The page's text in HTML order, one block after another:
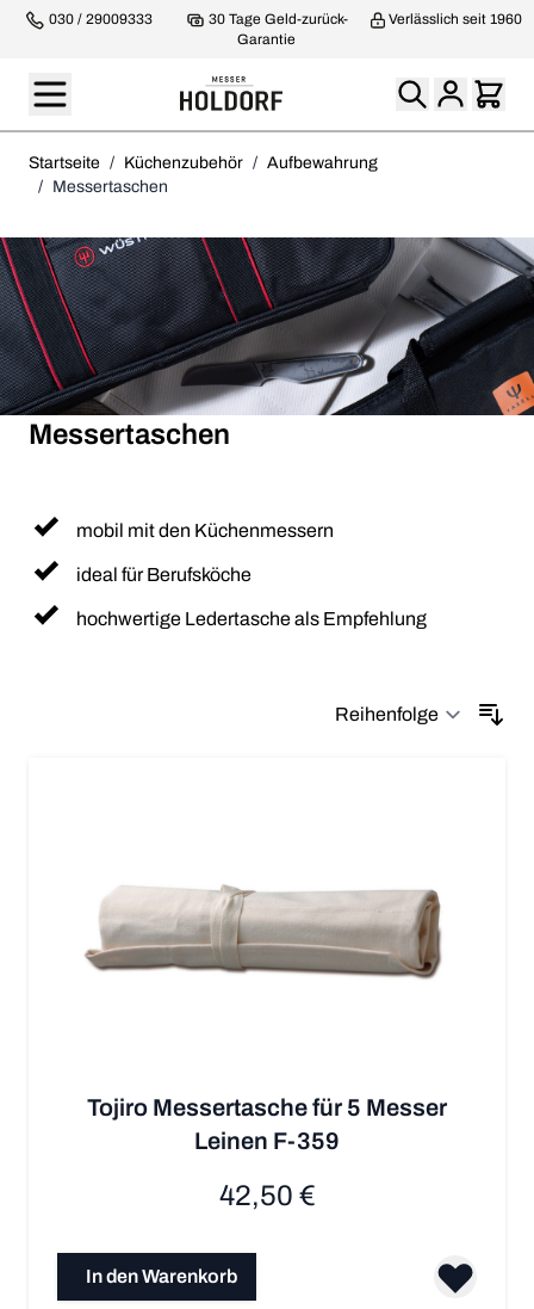
030 / 29009333
30 Tage Geld-zurück-
Garantie
Verlässlich seit 1960
Startseite / Küchenzubehör / Aufbewahrung
/ Messertaschen
Messertaschen
mobil mit den Küchenmessern
ideal für Berufsköche
hochwertige Ledertasche als Empfehlung
Tojiro Messertasche für 5 Messer
Leinen F-359
42,50 €
In den Warenkorb